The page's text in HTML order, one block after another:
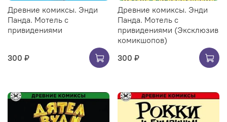
Древние комиксы. Энди
Панда. Мотель с
привидениями
300 ₽
Древние комиксы. Энди
Панда. Мотель с
привидениями (Эксклюзив
комикшопов)
300 ₽